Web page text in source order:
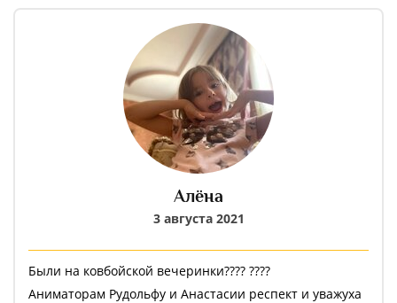
Алёна
3 августа 2021
Были на ковбойской вечеринки???? ????
Аниматорам Рудольфу и Анастасии респект и уважуха